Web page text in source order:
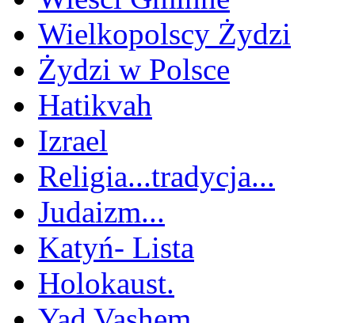
Wielkopolscy Żydzi
Żydzi w Polsce
Hatikvah
Izrael
Religia...tradycja...
Judaizm...
Katyń- Lista
Holokaust.